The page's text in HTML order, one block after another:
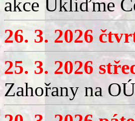
akce Ukliďme
26. 3. 2026
25. 3. 2026
Zahořany na